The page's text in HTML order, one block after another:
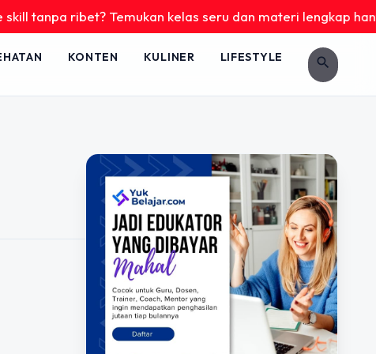
tanpa ribet? Temukan kelas seru dan materi lengkap
KONTEN KULINER LIFESTYLE search